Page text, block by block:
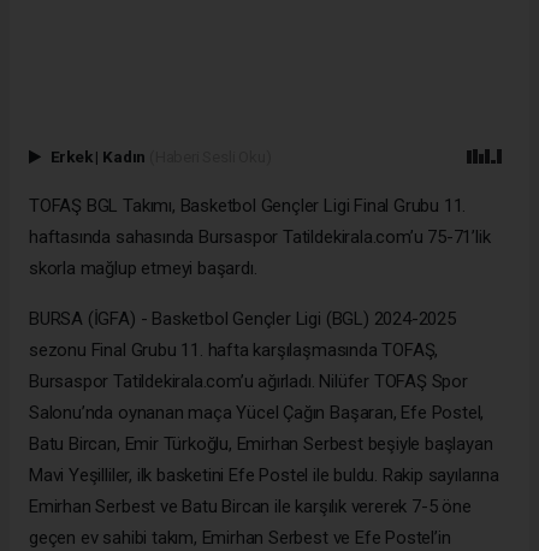
Erkek | Kadın
TOFAŞ BGL Takımı, Basketbol Gençler Ligi Final Grubu 11.
haftasında sahasında Bursaspor Tatildekirala.com’u 75-71’lik
skorla mağlup etmeyi başardı.
BURSA (İGFA) - Basketbol Gençler Ligi (BGL) 2024-2025
sezonu Final Grubu 11. hafta karşılaşmasında TOFAŞ,
Bursaspor Tatildekirala.com’u ağırladı. Nilüfer TOFAŞ Spor
Salonu’nda oynanan maça Yücel Çağın Başaran, Efe Postel,
Batu Bircan, Emir Türkoğlu, Emirhan Serbest beşiyle başlayan
Mavi Yeşilliler, ilk basketini Efe Postel ile buldu. Rakip sayılarına
Emirhan Serbest ve Batu Bircan ile karşılık vererek 7-5 öne
geçen ev sahibi takım, Emirhan Serbest ve Efe Postel’in